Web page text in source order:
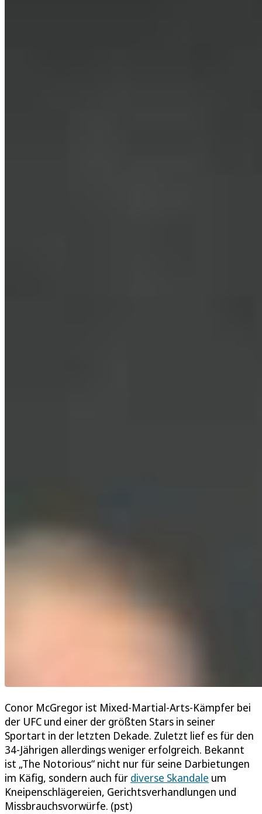
Conor McGregor ist Mixed-Martial-Arts-Kämpfer bei
der UFC und einer der größten Stars in seiner
Sportart in der letzten Dekade. Zuletzt lief es für den
34-Jährigen allerdings weniger erfolgreich. Bekannt
ist „The Notorious“ nicht nur für seine Darbietungen
im Käfig, sondern auch für diverse Skandale um
Kneipenschlägereien, Gerichtsverhandlungen und
Missbrauchsvorwürfe. (pst)